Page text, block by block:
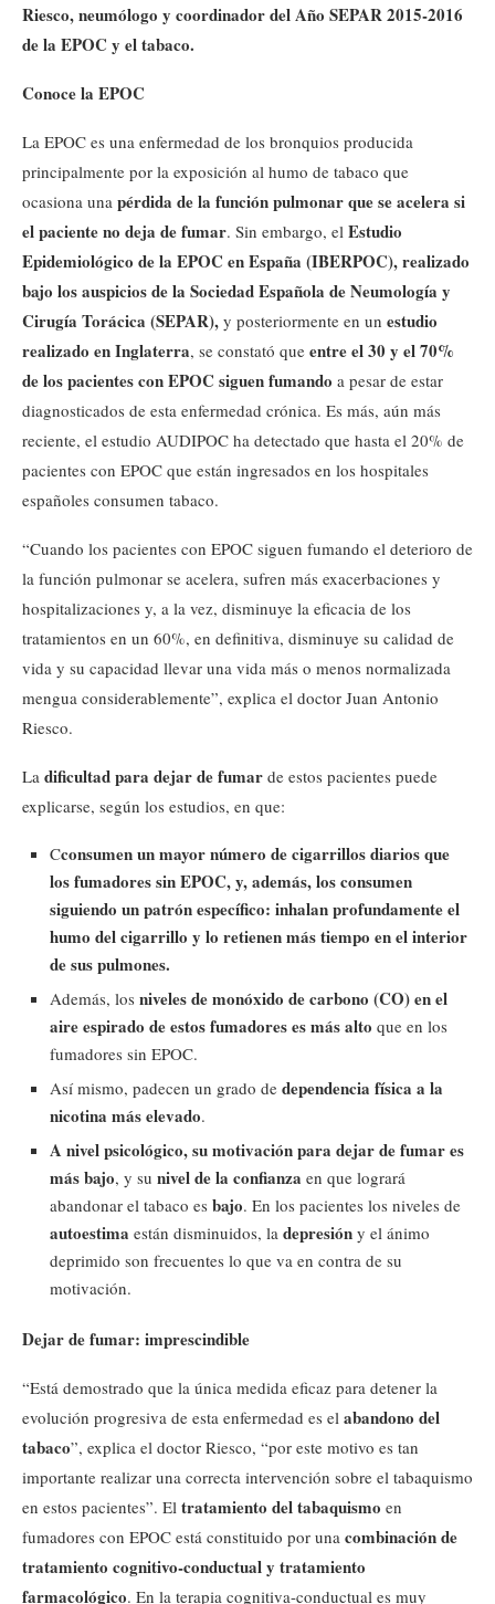
Riesco, neumólogo y coordinador del Año SEPAR 2015-2016
de la EPOC y el tabaco.
Conoce la EPOC
La EPOC es una enfermedad de los bronquios producida
principalmente por la exposición al humo de tabaco que
ocasiona una pérdida de la función pulmonar que se acelera si
el paciente no deja de fumar. Sin embargo, el Estudio
Epidemiológico de la EPOC en España (IBERPOC), realizado
bajo los auspicios de la Sociedad Española de Neumología y
Cirugía Torácica (SEPAR), y posteriormente en un estudio
realizado en Inglaterra, se constató que entre el 30 y el 70%
de los pacientes con EPOC siguen fumando a pesar de estar
diagnosticados de esta enfermedad crónica. Es más, aún más
reciente, el estudio AUDIPOC ha detectado que hasta el 20% de
pacientes con EPOC que están ingresados en los hospitales
españoles consumen tabaco.
“Cuando los pacientes con EPOC siguen fumando el deterioro de
la función pulmonar se acelera, sufren más exacerbaciones y
hospitalizaciones y, a la vez, disminuye la eficacia de los
tratamientos en un 60%, en definitiva, disminuye su calidad de
vida y su capacidad llevar una vida más o menos normalizada
mengua considerablemente”, explica el doctor Juan Antonio
Riesco.
La dificultad para dejar de fumar de estos pacientes puede
explicarse, según los estudios, en que:
Cconsumen un mayor número de cigarrillos diarios que
los fumadores sin EPOC, y, además, los consumen
siguiendo un patrón específico: inhalan profundamente el
humo del cigarrillo y lo retienen más tiempo en el interior
de sus pulmones.
Además, los niveles de monóxido de carbono (CO) en el
aire espirado de estos fumadores es más alto que en los
fumadores sin EPOC.
Así mismo, padecen un grado de dependencia física a la
nicotina más elevado.
A nivel psicológico, su motivación para dejar de fumar es
más bajo, y su nivel de la confianza en que logrará
abandonar el tabaco es bajo. En los pacientes los niveles de
autoestima están disminuidos, la depresión y el ánimo
deprimido son frecuentes lo que va en contra de su
motivación.
Dejar de fumar: imprescindible
“Está demostrado que la única medida eficaz para detener la
evolución progresiva de esta enfermedad es el abandono del
tabaco”, explica el doctor Riesco, “por este motivo es tan
importante realizar una correcta intervención sobre el tabaquismo
en estos pacientes”. El tratamiento del tabaquismo en
fumadores con EPOC está constituido por una combinación de
tratamiento cognitivo-conductual y tratamiento
farmacológico. En la terapia cognitiva-conductual es muy